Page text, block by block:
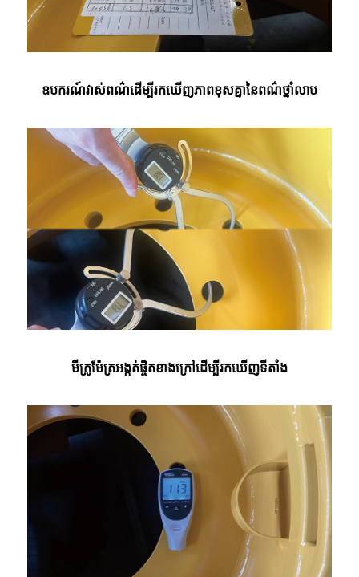
ឧបករណ៍វាស់ពណ៌ដើម្បីរកឃើញភាពខុសគ្នានៃពណ៌ថ្នាំលាប
មីក្រូម៉ែត្រអង្កត់ផ្ចិតខាងក្រៅដើម្បីរកឃើញទីតាំង